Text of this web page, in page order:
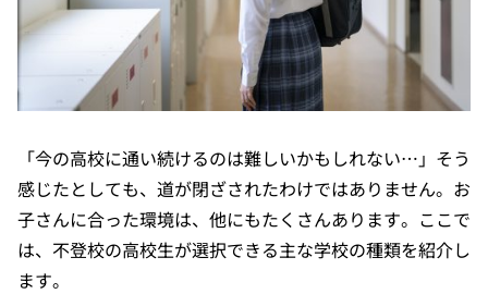
「今の高校に通い続けるのは難しいかもしれない…」そう
感じたとしても、道が閉ざされたわけではありません。お
子さんに合った環境は、他にもたくさんあります。ここで
は、不登校の高校生が選択できる主な学校の種類を紹介し
ます。